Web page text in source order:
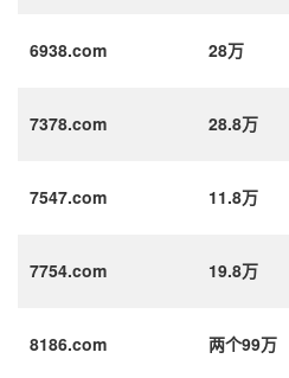
6938.com 28万
7378.com 28.8万
7547.com 11.8万
7754.com 19.8万
8186.com 两个99万